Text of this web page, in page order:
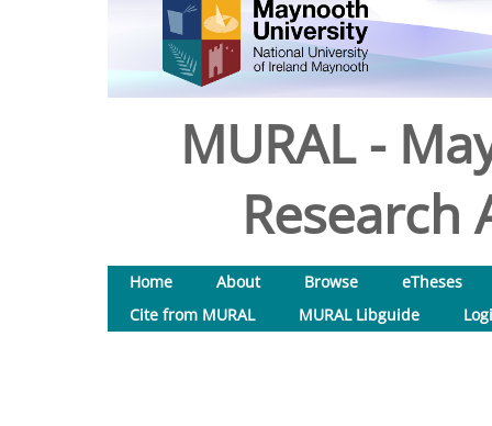
MURAL -
Research
Home About Browse
eTheses
Cite from MURAL
MURAL Libguide